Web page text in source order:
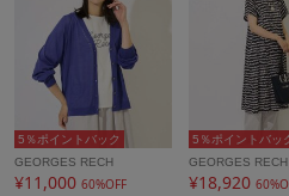
・透け感がないので、一枚でさ
・前を開けてジレとして着用し
パンツとのレイヤードスタイル
ーーーーーーーーーーーーーー
透け感：なし
裏地：なし
5％ポイントバック
GEORGES RECH
¥11,000 60%OFF
5％ポイントバッ
GEORGES RECH
¥18,920